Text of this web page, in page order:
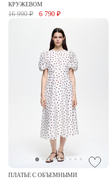
КРУЖЕВОМ
16 990 ₽ 6 790 ₽
ПЛАТЬЕ С ОБЪЕМНЫМИ